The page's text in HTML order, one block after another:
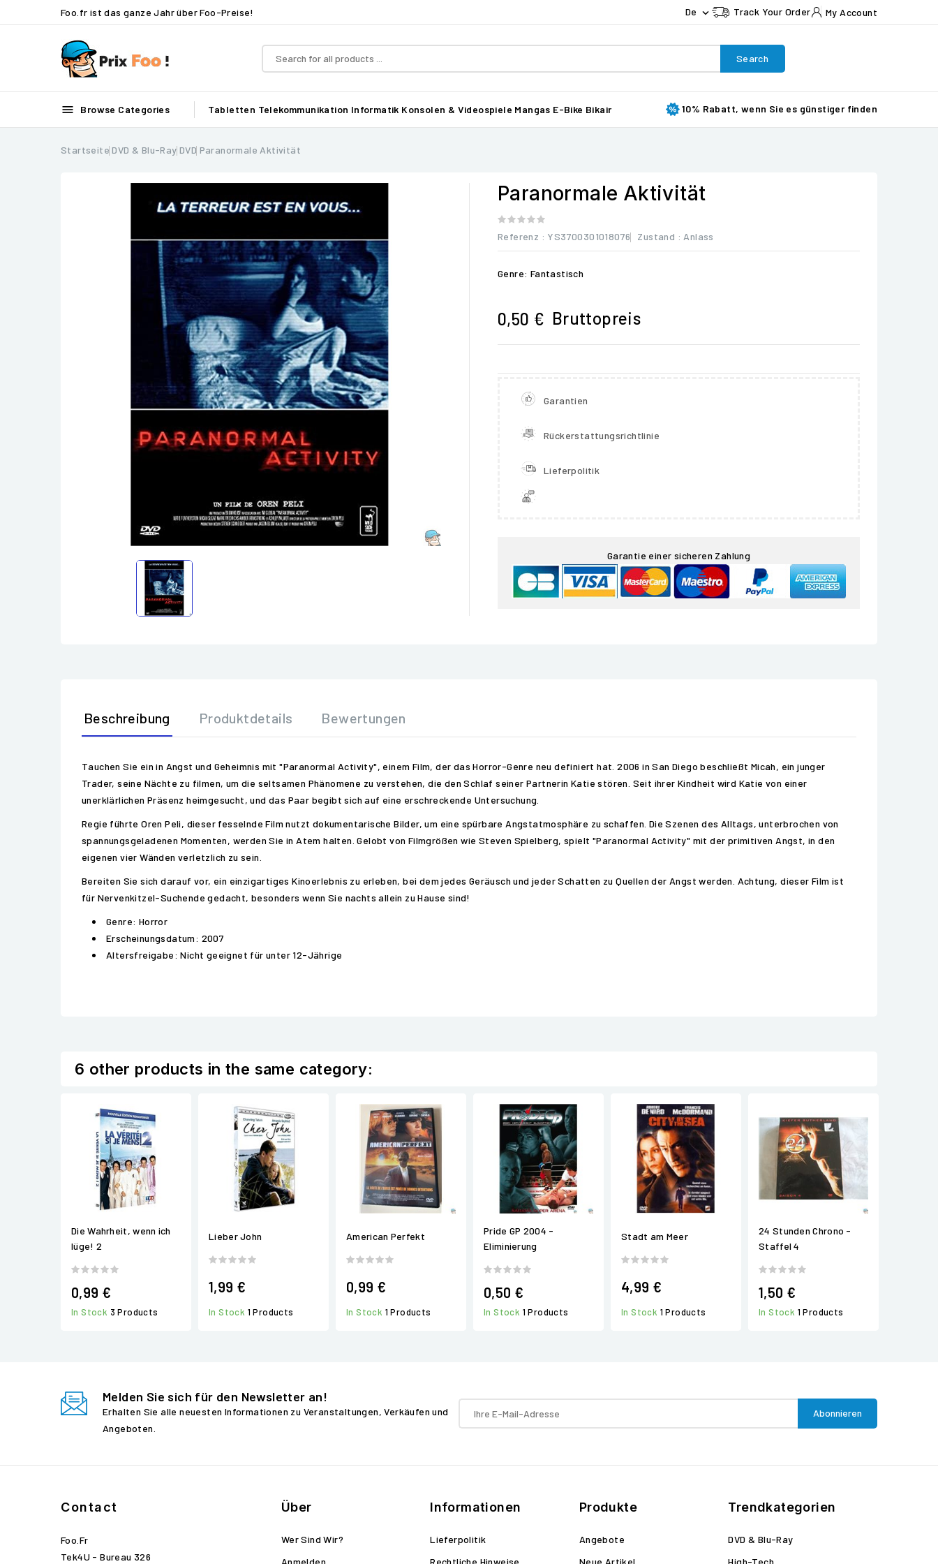
Foo.fr ist das ganze Jahr über Foo-Preise! De  Track Your Order My Account
Search
 Browse Categories Tabletten Telekommunikation Informatik Konsolen & Videospiele Mangas E-Bike Bikair 10% Rabatt, wenn Sie es günstiger finden
Startseite DVD & Blu-Ray DVD Paranormale Aktivität

Paranormale Aktivität
Referenz : YS3700301018076 Zustand : Anlass
Genre: Fantastisch
0,50 € Bruttopreis
Garantien
Rückerstattungsrichtlinie
Lieferpolitik
Garantie einer sicheren Zahlung
Beschreibung Produktdetails Bewertungen
Tauchen Sie ein in Angst und Geheimnis mit "Paranormal Activity", einem Film, der das Horror-Genre neu definiert hat. 2006 in San Diego beschließt Micah, ein junger
Trader, seine Nächte zu filmen, um die seltsamen Phänomene zu verstehen, die den Schlaf seiner Partnerin Katie stören. Seit ihrer Kindheit wird Katie von einer
unerklärlichen Präsenz heimgesucht, und das Paar begibt sich auf eine erschreckende Untersuchung.
Regie führte Oren Peli, dieser fesselnde Film nutzt dokumentarische Bilder, um eine spürbare Angstatmosphäre zu schaffen. Die Szenen des Alltags, unterbrochen von
spannungsgeladenen Momenten, werden Sie in Atem halten. Gelobt von Filmgrößen wie Steven Spielberg, spielt "Paranormal Activity" mit der primitiven Angst, in den
eigenen vier Wänden verletzlich zu sein.
Bereiten Sie sich darauf vor, ein einzigartiges Kinoerlebnis zu erleben, bei dem jedes Geräusch und jeder Schatten zu Quellen der Angst werden. Achtung, dieser Film ist
für Nervenkitzel-Suchende gedacht, besonders wenn Sie nachts allein zu Hause sind!
Genre: Horror
Erscheinungsdatum: 2007
Altersfreigabe: Nicht geeignet für unter 12-Jährige
6 other products in the same category:
Die Wahrheit, wenn ich
lüge! 2
0,99 €
In Stock 3 Products
Lieber John
1,99 €
In Stock 1 Products
American Perfekt
0,99 €
In Stock 1 Products
Pride GP 2004 -
Eliminierung
0,50 €
In Stock 1 Products
Stadt am Meer
4,99 €
In Stock 1 Products
24 Stunden Chrono -
Staffel 4
1,50 €
In Stock 1 Products
Melden Sie sich für den Newsletter an!
Erhalten Sie alle neuesten Informationen zu Veranstaltungen, Verkäufen und
Angeboten.
Contact
Foo.fr
Tek4U - Bureau 326
Über
Wer Sind Wir?
Anmelden
Informationen
Lieferpolitik
Rechtliche Hinweise
Produkte
Angebote
Neue Artikel
Trendkategorien
DVD & Blu-Ray
High-Tech